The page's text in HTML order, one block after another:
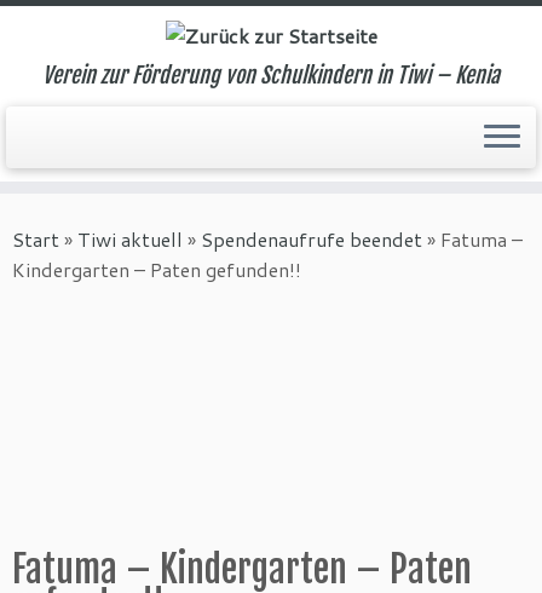
Inhalt
springen
Verein zur Förderung von Schulkindern in Tiwi – Kenia
Start» Tiwi aktuell » Spendenaufrufe beendet» Fatuma –
Kindergarten – Paten gefunden!!
Fatuma – Kindergarten – Paten